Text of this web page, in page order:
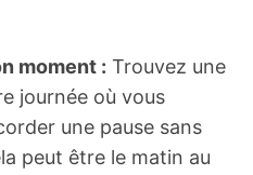
moment : Trouvez une
journée où vous
une pause sans
peut être le matin au